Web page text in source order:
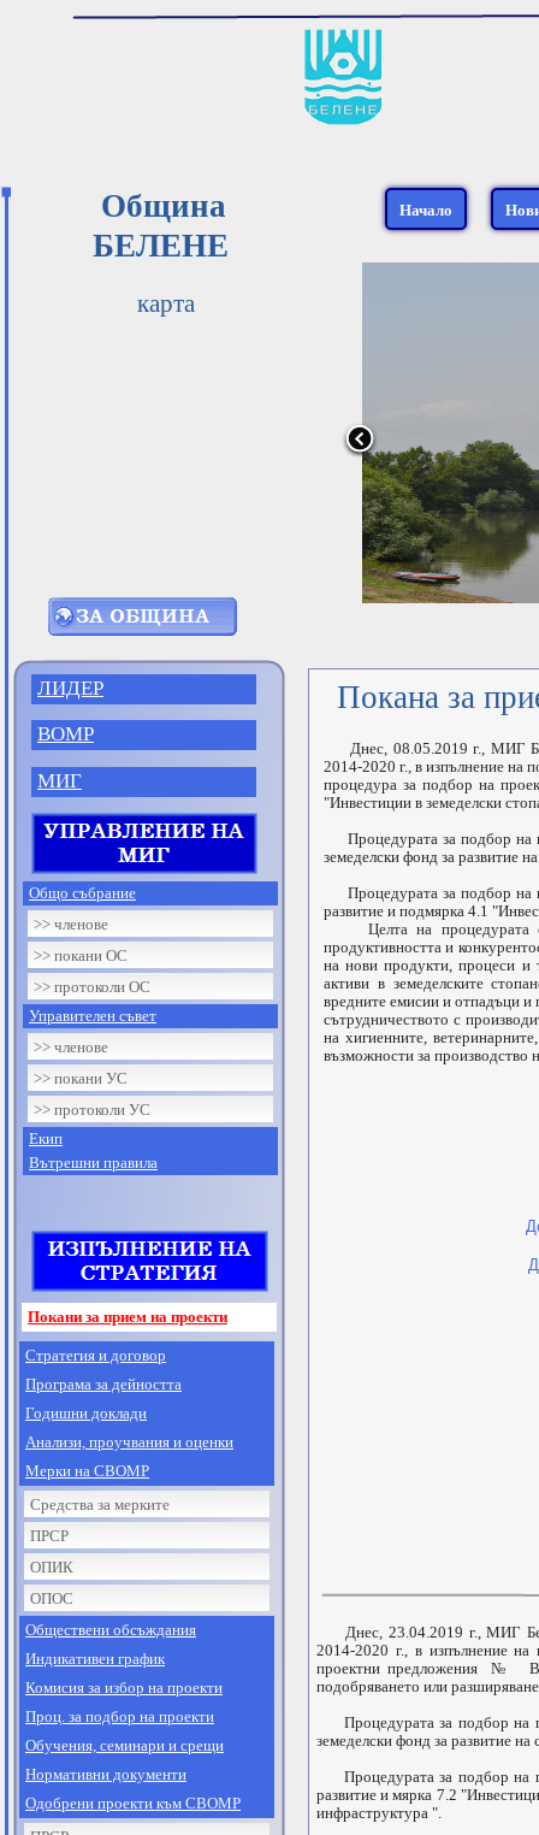
Община
БЕЛЕНЕ
карта
Покана за
ЛИДЕР
ВОМР
МИГ
Покани за прием на проекти
Днес, 23.04.2019 г., МИГ
2014-2020 г., в изпълнение
проектни предложения №
подобряването или
Процедурата за подбор на
земеделски фонд за развитие на
Процедурата за подбор на
развитие и мярка 7.2
инфраструктура ".
Днес, 08.05.2019 г., МИГ
2014-2020 г., в изпълнение на
процедура за подбор на
"Инвестиции в земеделски
Процедурата за подбор на
земеделски фонд за развитие
Процедурата за подбор на
развитие и подмярка 4.1
Целта на процедурата е
продуктивността и
на нови продукти, процеси и
активи в земеделските
вредните емисии и отпадъци и
сътрудничеството с
на хигиенните,
възможности за производство
Общо събрание
>> членове
>> покани ОС
>> протоколи ОС
Управителен съвет
>> членове
>> покани УС
>> протоколи УС
Екип
Вътрешни правила
Стратегия и договор
Програма за дейността
Годишни доклади
Анализи, проучвания и оценки
Мерки на СВОМР
Средства за мерките
ПРСР
ОПИК
ОПОС
Обществени обсъждания
Индикативен график
Комисия за избор на проекти
Проц. за подбор на проекти
Обучения, семинари и срещи
Нормативни документи
Одобрени проекти към СВОМР
Начало